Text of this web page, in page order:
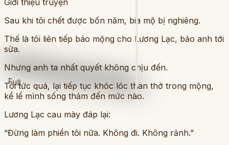
Full
Sau khi tôi chết được bốn năm, bia mộ bị nghiêng.
Thế là tôi liên tiếp báo mộng cho Lương Lạc, bảo anh tới
sửa.
Nhưng anh ta nhất quyết không chịu đến.
Tôi tức quá, lại tiếp tục khóc lóc than thở trong mộng,
kể lể mình sống thảm đến mức nào.
Lương Lạc cau mày đáp lại:
“Đừng làm phiền tôi nữa. Không đi. Không rảnh.”